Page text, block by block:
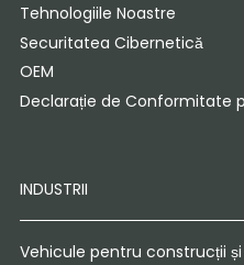
Tehnologiile Noastre
Securitatea Cibernetică
OEM
Declarație de Conformitate
INDUSTRII
Vehicule pentru construcții